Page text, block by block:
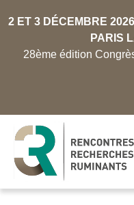
2 ET 3 DÉCEMBRE
PARIS
28ème édition